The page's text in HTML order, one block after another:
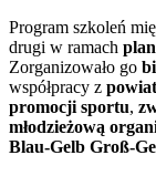
Program szkoleń
drugi w ramach
Zorganizowało go
współpracy z
promocji sportu,
młodzieżową
Blau-Gelb Groß-